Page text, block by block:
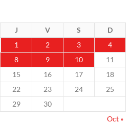
J V S
D
1
2 3
4
8 9 10
11
15 16 17
18
22 23 24
25
29
30
Oct »